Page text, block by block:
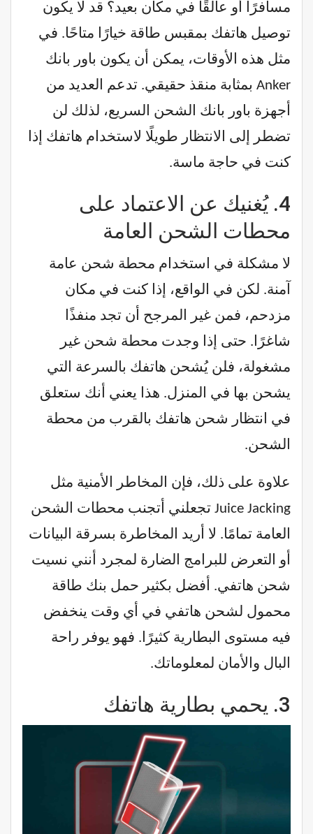
مسافرًا أو عالقًا في مكان بعيد؟ قد لا يكون
توصيل هاتفك بمقبس طاقة خيارًا متاحًا. في
مثل هذه الأوقات، يمكن أن يكون باور بانك
Anker بمثابة منقذ حقيقي. تدعم العديد من
أجهزة باور بانك الشحن السريع، لذلك لن
تضطر إلى الانتظار طويلًا لاستخدام هاتفك إذا
كنت في حاجة ماسة.
4. يُغنيك عن الاعتماد على
محطات الشحن العامة
لا مشكلة في استخدام محطة شحن عامة
آمنة. لكن في الواقع، إذا كنت في مكان
مزدحم، فمن غير المرجح أن تجد منفذًا
شاغرًا. حتى إذا وجدت محطة شحن غير
مشغولة، فلن يُشحن هاتفك بالسرعة التي
يشحن بها في المنزل. هذا يعني أنك ستعلق
في انتظار شحن هاتفك بالقرب من محطة
الشحن.
علاوة على ذلك، فإن المخاطر الأمنية مثل
Juice Jacking تجعلني أتجنب محطات الشحن
العامة تمامًا. لا أريد المخاطرة بسرقة البيانات
أو التعرض للبرامج الضارة لمجرد أنني نسيت
شحن هاتفي. أفضل بكثير حمل بنك طاقة
محمول لشحن هاتفي في أي وقت ينخفض ​​
فيه مستوى البطارية كثيرًا. فهو يوفر راحة
البال والأمان لمعلوماتك.
3. يحمي بطارية هاتفك